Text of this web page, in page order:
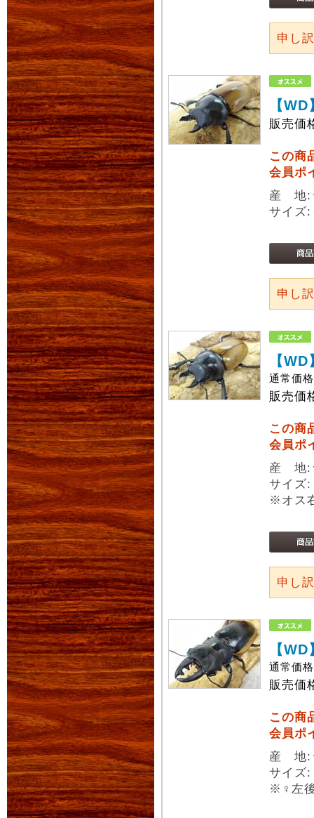
申し
【
販売価
この商
会員ポ
産 地:
サイ
申し
【
通常価
販売価
この商
会員ポ
産 地:
サイ
※オス
申し
【
通常価
販売価
この商
会員ポ
産 地:
サイ
※♀左